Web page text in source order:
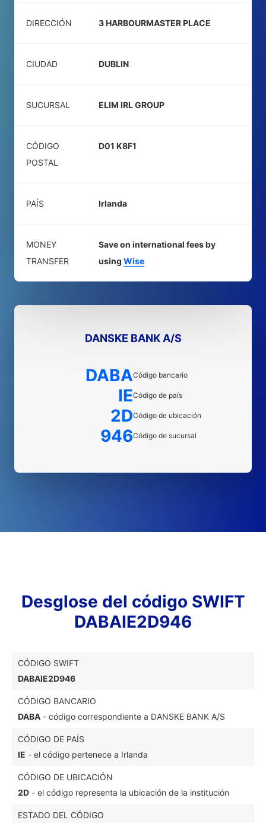
DIRECCIÓN 3 HARBOURMASTER PLACE
CIUDAD DUBLIN
SUCURSAL ELIM IRL GROUP
CÓDIGO
POSTAL
D01 K8F1
PAÍS Irlanda
MONEY
TRANSFER
Save on international fees by
using Wise
DANSKE BANK A/S
DABACódigo bancario
IECódigo de país
2DCódigo de ubicación
946Código de sucursal
Desglose del código SWIFT
DABAIE2D946
CÓDIGO SWIFT
DABAIE2D946
CÓDIGO BANCARIO
DABA - código correspondiente a DANSKE BANK A/S
CÓDIGO DE PAÍS
IE - el código pertenece a Irlanda
CÓDIGO DE UBICACIÓN
2D - el código representa la ubicación de la institución
ESTADO DEL CÓDIGO